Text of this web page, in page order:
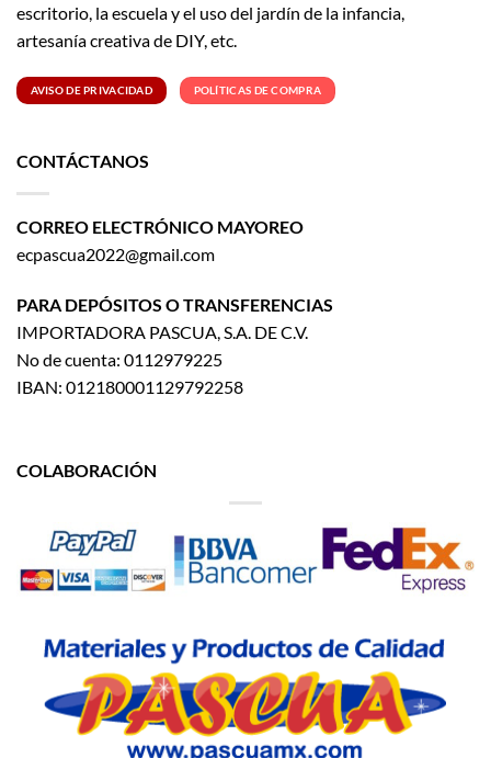
escritorio, la escuela y el uso del jardín de la infancia,
artesanía creativa de DIY, etc.
AVISO DE PRIVACIDAD POLÍTICAS DE COMPRA
CONTÁCTANOS
CORREO ELECTRÓNICO MAYOREO
ecpascua2022@gmail.com
PARA DEPÓSITOS O TRANSFERENCIAS
IMPORTADORA PASCUA, S.A. DE C.V.
No de cuenta: 0112979225
IBAN: 012180001129792258
COLABORACIÓN